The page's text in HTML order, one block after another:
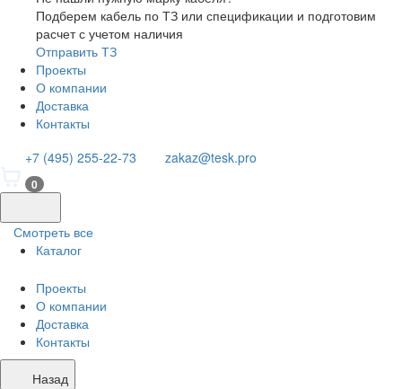
Подберем кабель по ТЗ или спецификации и подготовим
расчет с учетом наличия
Отправить ТЗ
Проекты
О компании
Доставка
Контакты
+7 (495) 255-22-73
zakaz@tesk.pro
0
Смотреть все
Каталог
Проекты
О компании
Доставка
Контакты
Назад